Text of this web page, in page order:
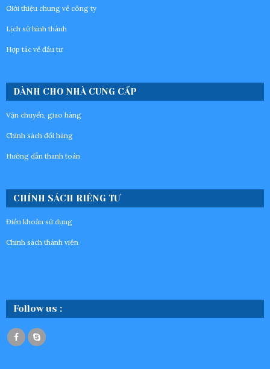
Giới thiệu chung về công ty
Lịch sử hình thành
Hợp tác về đầu tư
DÀNH CHO NHÀ CUNG CẤP
Vận chuyển, giao hàng
Chính sách đổi hàng
Hướng dẫn thanh toán
CHÍNH SÁCH RIÊNG TƯ
Điều khoản sử dụng
Chinh sách thành viên
Follow us :